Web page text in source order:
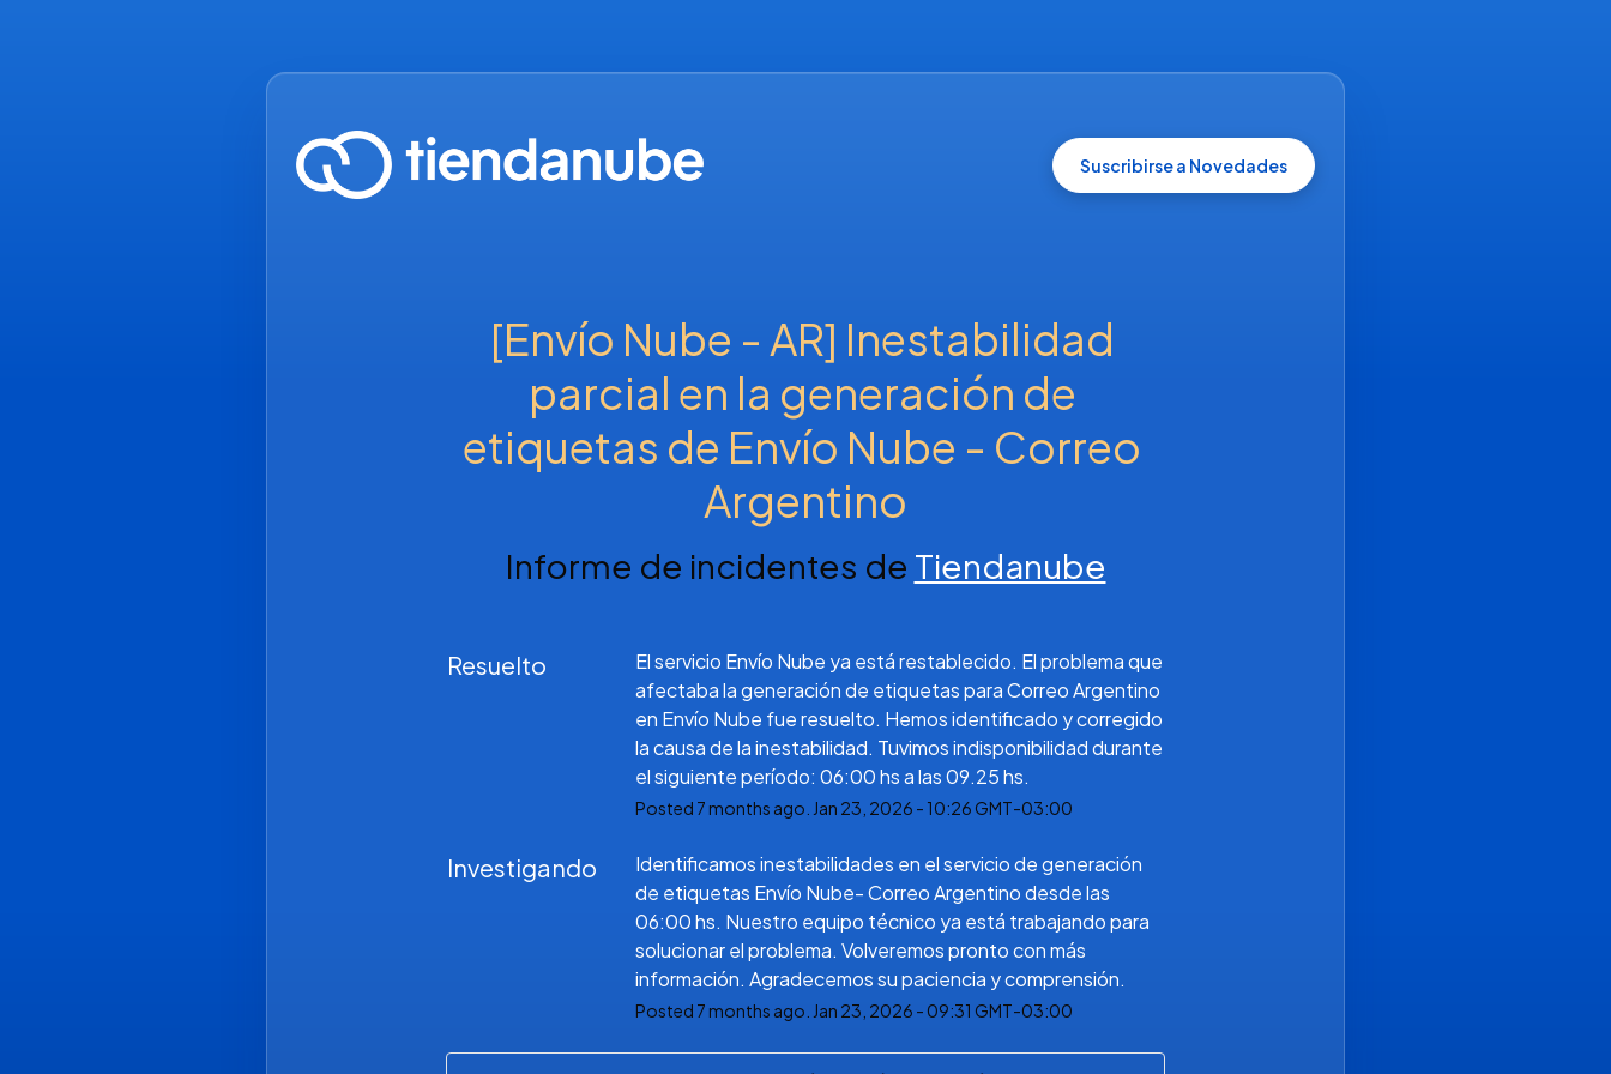
Suscribirse a Novedades
[Envío Nube - AR] Inestabilidad
parcial en la generación de
etiquetas de Envío Nube - Correo
Argentino
Informe de incidentes de Tiendanube
Resuelto
El servicio Envío Nube ya está restablecido. El problema que
afectaba la generación de etiquetas para Correo Argentino
en Envío Nube fue resuelto. Hemos identificado y corregido
la causa de la inestabilidad. Tuvimos indisponibilidad durante
el siguiente período: 06:00 hs a las 09.25 hs.
Posted 7months ago. Jan 23 2026 - 10:26GMT-03:00
Investigando
Identificamos inestabilidades en el servicio de generación
de etiquetas Envío Nube- Correo Argentino desde las
06:00 hs. Nuestro equipo técnico ya está trabajando para
solucionar el problema. Volveremos pronto con más
información. Agradecemos su paciencia y comprensión.
Posted 7months ago. Jan 23 2026 -09:31 GMT-03:00